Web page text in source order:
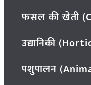
फसल की खेती
उद्यानिकी
पशुपालन